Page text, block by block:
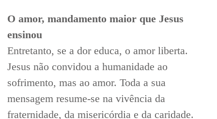
O amor, mandamento maior que Jesus
ensinou
Entretanto, se a dor educa, o amor liberta.
Jesus não convidou a humanidade ao
sofrimento, mas ao amor. Toda a sua
mensagem resume-se na vivência da
fraternidade, da misericórdia e da caridade.